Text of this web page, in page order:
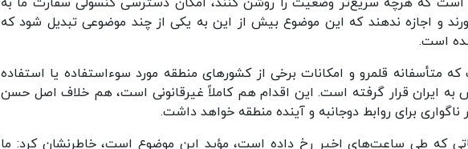
آورند و اجازه ندهند که این موضوع بیش از این به یکی از چند موضوعی تبدیل شود که
است.
متأسفانه قلمرو و امکانات برخی از کشورهای منطقه مورد سوءاستفاده یا استفاده
به ایران قرار گرفته است. این اقدام هم کاملاً غیرقانونی است، هم خلاف اصل حسن
برای روابط دوجانبه و آینده منطقه خواهد داشت.
که طی ساعت‌های اخیر رخ داده است، مؤید این موضوع است، خاطرنشان کرد: ما